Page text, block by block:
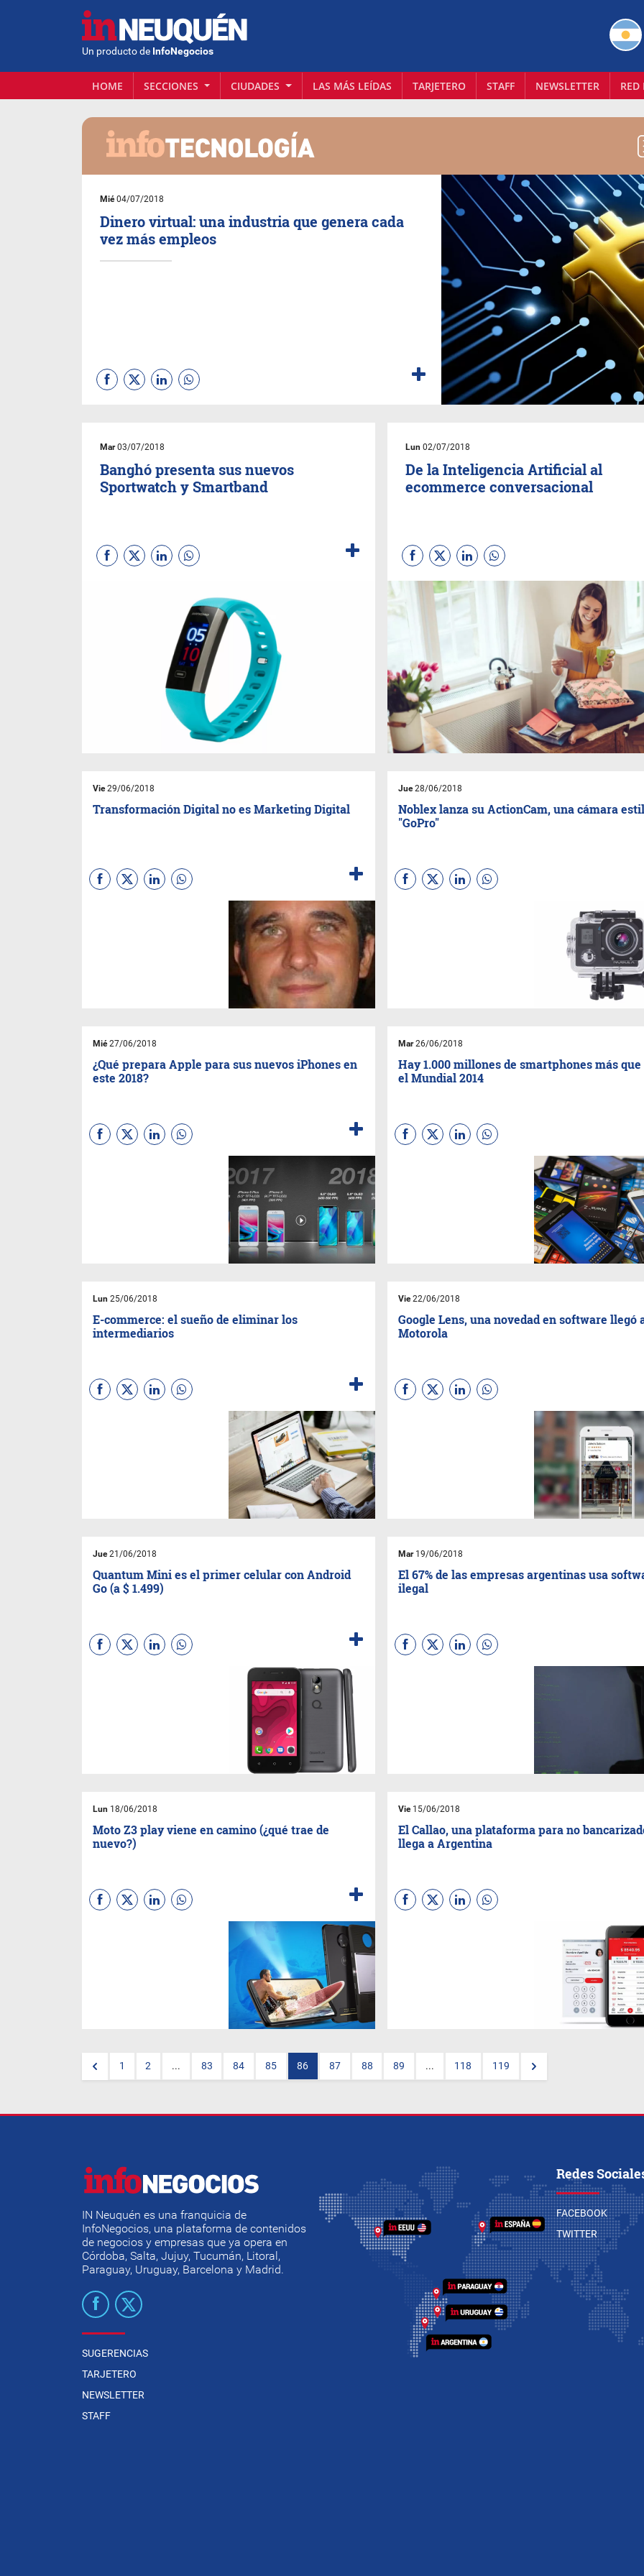
Un producto de InfoNegocios
HOME SECCIONES CIUDADES LAS MÁS LEÍDAS TARJETERO STAFF NEWSLETTER
Mié04/07/2018
Dinero virtual: una industria que genera cada
vez más empleos
Mar03/07/2018
Banghó presenta sus nuevos
Sportwatch y Smartband
Lun 02/07/2018
De la Inteligencia Artificial al
ecommerce conversacional
Vie29/06/2018
Transformación Digital no es Marketing Digital
Jue28/06/2018
Noblex lanza su ActionCam, una cámara
"GoPro"
Mié27/06/2018
¿Qué prepara Apple para sus nuevos iPhones en
este 2018?
Mar26/06/2018
Hay 1.000 millones de smartphones más que
el Mundial 2014
Lun 25/06/2018
E-commerce: el sueño de eliminar los
intermediarios
Vie22/06/2018
Google Lens, una novedad en software llegó
Motorola
Jue21/06/2018
Quantum Mini es el primer celular con Android
Go (a $ 1.499)
Mar19/06/2018
El 67% de las empresas argentinas usa
ilegal
Lun 18/06/2018
Moto Z3 play viene en camino (¿qué trae de
nuevo?)
Vie15/06/2018
El Callao, una plataforma para no
llega a Argentina
1 2 ... 83 84 85 86 87 88 89 ... 118 119
IN Neuquén es una franquicia de
InfoNegocios, una plataforma de contenidos
de negocios y empresas que ya opera en
Córdoba, Salta, Jujuy, Tucumán, Litoral,
Paraguay, Uruguay, Barcelona y Madrid.
SUGERENCIAS
TARJETERO
NEWSLETTER
STAFF
Redes
FACEBOOK
TWITTER